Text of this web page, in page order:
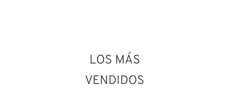
LOS MÁS
VENDIDOS